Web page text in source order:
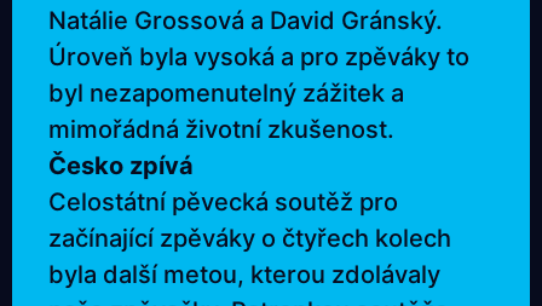
Natálie Grossová a David Gránský.
Úroveň byla vysoká a pro zpěváky to
byl nezapomenutelný zážitek a
mimořádná životní zkušenost.
Česko zpívá
Celostátní pěvecká soutěž pro
začínající zpěváky o čtyřech kolech
byla další metou, kterou zdolávaly